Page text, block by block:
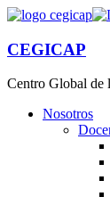
CEGICAP
Centro Global de
Nosotros